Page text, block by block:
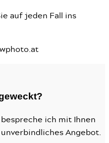
auf jeden Fall ins
ich mit Ihnen
Angebot.